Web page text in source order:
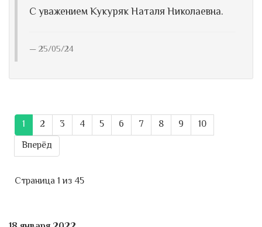
С уважением Кукуряк Наталя Николаевна.
25/05/24
1 2 3 4 5 6 7 8 9
10
Вперёд
Страница 1 из 45